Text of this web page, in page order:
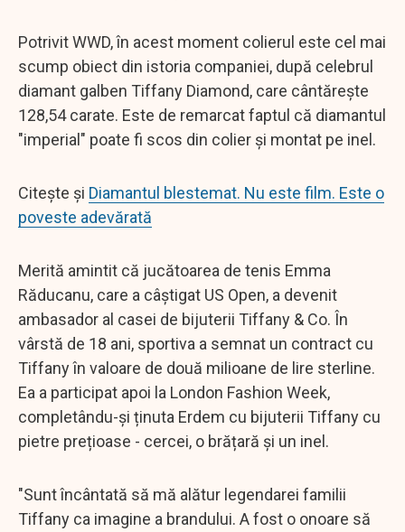
Potrivit WWD, în acest moment colierul este cel mai
scump obiect din istoria companiei, după celebrul
diamant galben Tiffany Diamond, care cântărește
128,54 carate. Este de remarcat faptul că diamantul
"imperial" poate fi scos din colier și montat pe inel.
Citește și Diamantul blestemat. Nu este film. Este o
poveste adevărată
Merită amintit că jucătoarea de tenis Emma
Răducanu, care a câștigat US Open, a devenit
ambasador al casei de bijuterii Tiffany & Co. În
vârstă de 18 ani, sportiva a semnat un contract cu
Tiffany în valoare de două milioane de lire sterline.
Ea a participat apoi la London Fashion Week,
completându-și ținuta Erdem cu bijuterii Tiffany cu
pietre prețioase - cercei, o brățară și un inel.
"Sunt încântată să mă alătur legendarei familii
Tiffany ca imagine a brandului. A fost o onoare să